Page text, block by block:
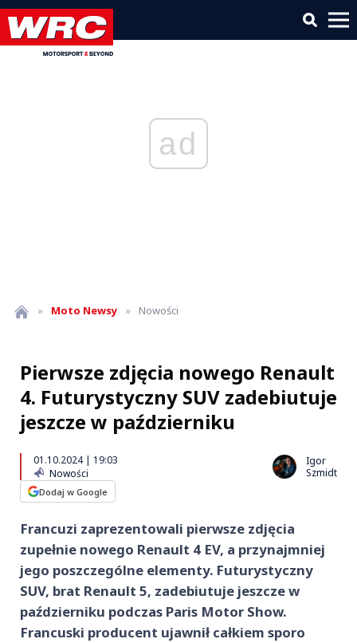
ad
» Moto Newsy » Nowości
Pierwsze zdjęcia nowego Renault
4. Futurystyczny SUV zadebiutuje
jeszcze w październiku
01.10.2024 | 19:03
Nowości
Dodaj w Google
Igor
Szmidt
Francuzi zaprezentowali pierwsze zdjęcia
zupełnie nowego Renault 4 EV, a przynajmniej
jego poszczególne elementy. Futurystyczny
SUV, brat Renault 5, zadebiutuje jeszcze w
październiku podczas Paris Motor Show.
Francuski producent ujawnił całkiem sporo